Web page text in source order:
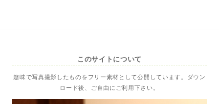
このサイトについて
趣味で写真撮影したものをフリー素材として公開しています。ダウン
ロード後、ご自由にご利用下さい。